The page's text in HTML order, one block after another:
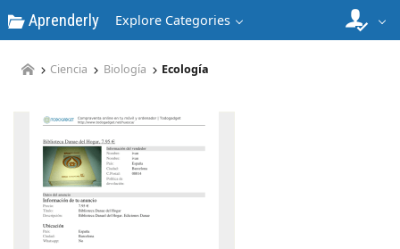
Aprenderly Explore Categories
Ciencia Biología Ecología